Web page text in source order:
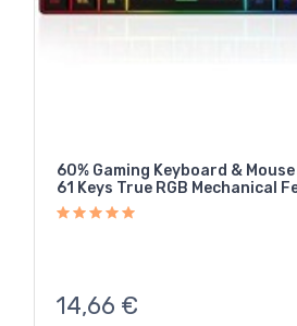
60% Gaming Keyboard &
61 Keys True RGB Mechanical
14,66 €